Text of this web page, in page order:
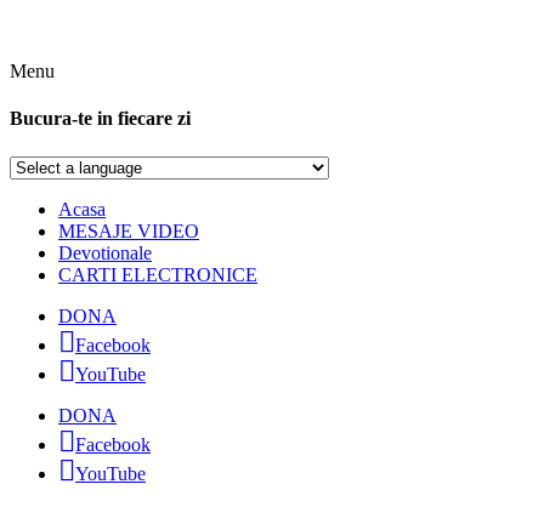
Menu
Bucura-te in fiecare zi
Acasa
MESAJE VIDEO
Devotionale
CARTI ELECTRONICE
DONA
Facebook
YouTube
DONA
Facebook
YouTube